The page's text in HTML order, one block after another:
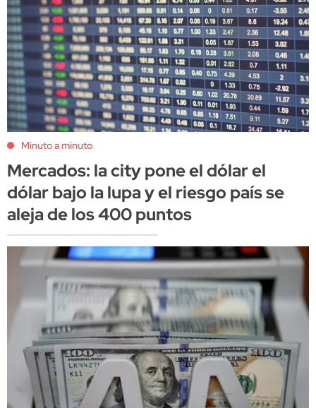
Minuto a minuto
Mercados: la city pone el dólar el
dólar bajo la lupa y el riesgo país se
aleja de los 400 puntos